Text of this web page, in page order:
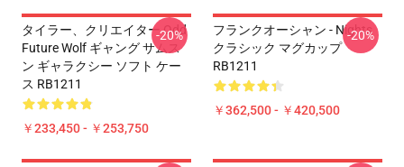
タイラー、クリエイター Odd
Future Wolf ギャング サムス
ン ギャラクシー ソフト ケー
ス RB1211
￥233,450 - ￥253,750
-20%
フランクオーシャン - Nights
クラシック マグカップ
RB1211
￥362,500 - ￥420,500
-20%